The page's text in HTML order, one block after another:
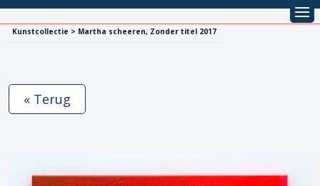
Kunstcollectie > Martha scheeren, Zonder titel 2017
« Terug